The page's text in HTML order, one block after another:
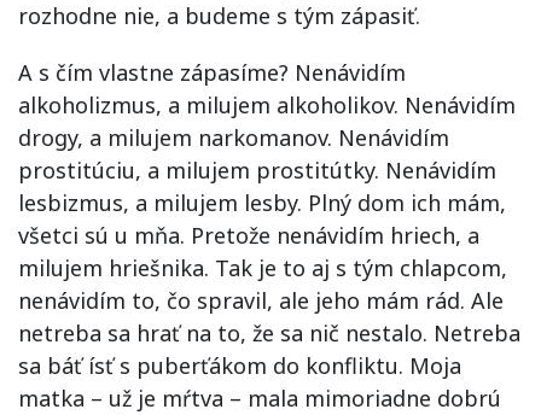
rozhodne nie, a budeme s tým zápasiť.
A s čím vlastne zápasíme? Nenávidím
alkoholizmus, a milujem alkoholikov. Nenávidím
drogy, a milujem narkomanov. Nenávidím
prostitúciu, a milujem prostitútky. Nenávidím
lesbizmus, a milujem lesby. Plný dom ich mám,
všetci sú u mňa. Pretože nenávidím hriech, a
milujem hriešnika. Tak je to aj s tým chlapcom,
nenávidím to, čo spravil, ale jeho mám rád. Ale
netreba sa hrať na to, že sa nič nestalo. Netreba
sa báť ísť s puberťákom do konfliktu. Moja
matka – už je mŕtva – mala mimoriadne dobrú